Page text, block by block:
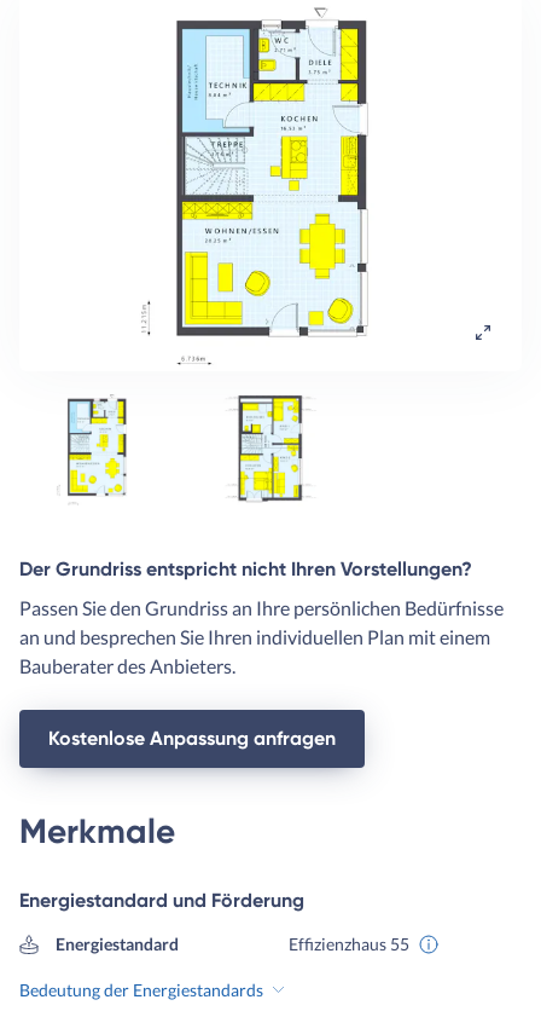
Der Grundriss entspricht nicht Ihren Vorstellungen?
Passen Sie den Grundriss an Ihre persönlichen Bedürfnisse
an und besprechen Sie Ihren individuellen Plan mit einem
Bauberater des Anbieters.
Kostenlose Anpassung anfragen
Merkmale
Energiestandard und Förderung
Energiestandard Effizienzhaus 55
Bedeutung der Energiestandards